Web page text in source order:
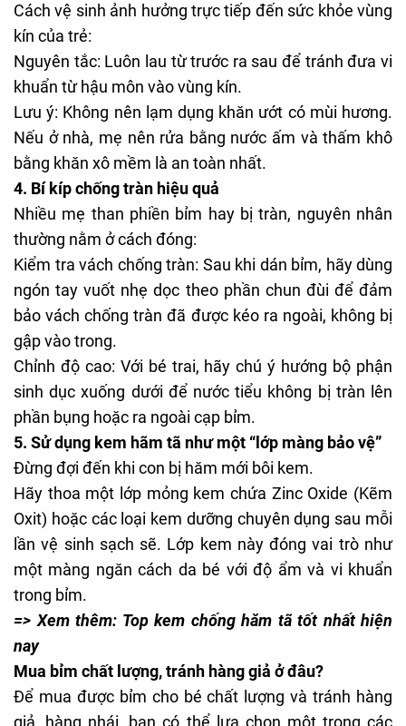
Cách vệ sinh ảnh hưởng trực tiếp đến sức khỏe vùng
kín của trẻ:
Nguyên tắc: Luôn lau từ trước ra sau để tránh đưa vi
khuẩn từ hậu môn vào vùng kín.
Lưu ý: Không nên lạm dụng khăn ướt có mùi hương.
Nếu ở nhà, mẹ nên rửa bằng nước ấm và thấm khô
bằng khăn xô mềm là an toàn nhất.
4. Bí kíp chống tràn hiệu quả
Nhiều mẹ than phiền bỉm hay bị tràn, nguyên nhân
thường nằm ở cách đóng:
Kiểm tra vách chống tràn: Sau khi dán bỉm, hãy dùng
ngón tay vuốt nhẹ dọc theo phần chun đùi để đảm
bảo vách chống tràn đã được kéo ra ngoài, không bị
gập vào trong.
Chỉnh độ cao: Với bé trai, hãy chú ý hướng bộ phận
sinh dục xuống dưới để nước tiểu không bị tràn lên
phần bụng hoặc ra ngoài cạp bỉm.
5. Sử dụng kem hãm tã như một “lớp màng bảo vệ”
Đừng đợi đến khi con bị hăm mới bôi kem.
Hãy thoa một lớp mỏng kem chứa Zinc Oxide (Kẽm
Oxit) hoặc các loại kem dưỡng chuyên dụng sau mỗi
lần vệ sinh sạch sẽ. Lớp kem này đóng vai trò như
một màng ngăn cách da bé với độ ẩm và vi khuẩn
trong bỉm.
=> Xem thêm: Top kem chống hăm tã tốt nhất hiện
nay
Mua bỉm chất lượng, tránh hàng giả ở đâu?
Để mua được bỉm cho bé chất lượng và tránh hàng
giả, hàng nhái, bạn có thể lựa chọn một trong các